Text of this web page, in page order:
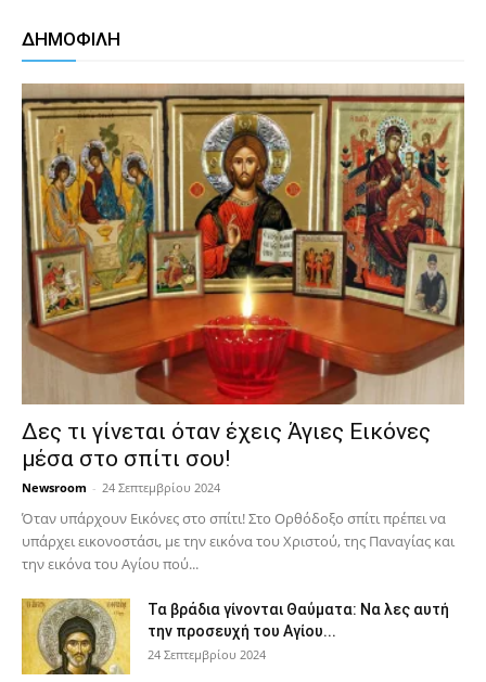
ΔΗΜΟΦΙΛΗ
Δες τι γίνεται όταν έχεις Άγιες Εικόνες
μέσα στο σπίτι σου!
Newsroom - 24 Σεπτεμβρίου 2024
Όταν υπάρχουν Εικόνες στο σπίτι! Στο Ορθόδοξο σπίτι πρέπει να
υπάρχει εικονοστάσι, με την εικόνα του Χριστού, της Παν­αγίας και
την εικόνα του Αγίου πού...
Τα βράδια γίνονται Θαύματα: Να λες αυτή
την προσευχή του Αγίου...
24 Σεπτεμβρίου 2024